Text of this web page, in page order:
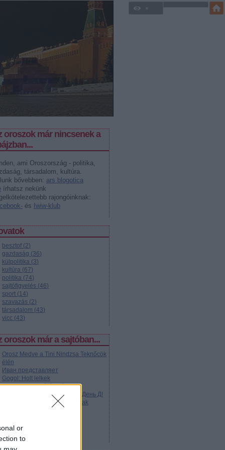
or
to
oroszok már nincsenek a
ami Oroszország - politika,
társadalom, kultúra.
bővebben: ars blogotica
írhatsz nekünk
rajongóinknak:
és Iwiw-klub
besztof (2)
gazdaság (36)
külpolitika (3)
kultúra (67)
politika (74)
sajtófigyelés (46)
sport (14)
szavazás (2)
társadalom (43)
vicc (43)
oroszok már a sajtóban...
Orosz Medve a Tini Nindzsa Teknőcök
élén
Иван представляет
Gogol: Holt lelkek
A Kandinszkij-díj árnyéka
Komman... akarom mondani: День Д!
Moszkva közepén szlalomoztak
Autogram Jurij Gagarintól
Sztálin pimp